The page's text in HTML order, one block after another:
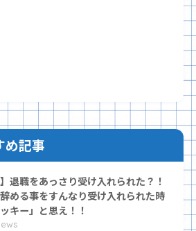
め記事
】退職をあっさり受け入れられた？！
める事をすんなり受け入れられた時
キー」と思え！！